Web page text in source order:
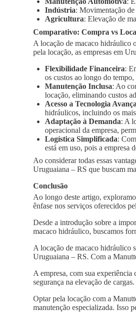
Indústria: Movimentação de
Agricultura: Elevação de
Comparativo: Compra vs
A locação de macaco hidráulico
pela locação, as empresas em
Flexibilidade Financeira:
os custos ao longo do
Manutenção Inclusa: Ao
locação, eliminando custos
Acesso a Tecnologia
hidráulicos, incluindo os
Adaptação à Demanda: A
operacional da empresa,
Logística Simplificada:
está em uso, pois a empresa
Ao considerar todas essas
Uruguaiana – RS que buscam
Conclusão
Ao longo deste artigo,
ênfase nos serviços oferecidos
Desde a introdução sobre a
macaco hidráulico, buscamos
A locação de macaco hidráulico
Uruguaiana – RS. Com a
A empresa, com sua experiência
segurança na elevação de cargas.
Optar pela locação com a
manutenção especializada. Isso